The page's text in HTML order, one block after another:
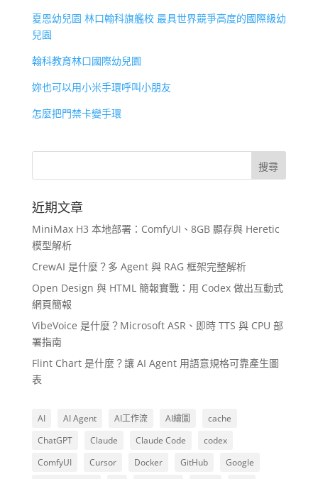
夏恩幼兒園 林口翰科旗艦校 最具世界競爭高度的國際級幼
兒園
翰科教育林口國際幼兒園
妳也可以用小米手環呼叫小朋友
怎麼把門禁卡變手環
近期文章
MiniMax H3 本地部署：ComfyUI、8GB 顯存與 Heretic
模型解析
CrewAI 是什麼？多 Agent 與 RAG 框架完整解析
Open Design 與 HTML 簡報實戰：用 Codex 做出互動式
網頁簡報
VibeVoice 是什麼？Microsoft ASR、即時 TTS 與 CPU 部
署指南
Flint Chart 是什麼？讓 AI Agent 用語意規格可靠產生圖
表
AI AI Agent AI工作流 AI繪圖
cache
ChatGPT
Claude Claude Code
codex
ComfyUI
Cursor Docker GitHub
Google